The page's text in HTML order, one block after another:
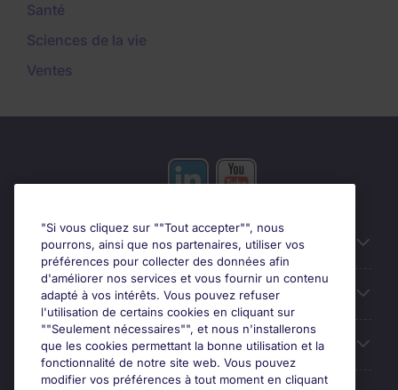
Santé
Sciences de la vie
Ventes
Liens utiles
Prix
Parcourir nos offres
"Si vous cliquez sur ""Tout accepter"", nous
pourrons, ainsi que nos partenaires, utiliser vos
préférences pour collecter des données afin
d'améliorer nos services et vous fournir un contenu
adapté à vos intérêts. Vous pouvez refuser
l'utilisation de certains cookies en cliquant sur
""Seulement nécessaires"", et nous n'installerons
que les cookies permettant la bonne utilisation et la
fonctionnalité de notre site web. Vous pouvez
modifier vos préférences à tout moment en cliquant